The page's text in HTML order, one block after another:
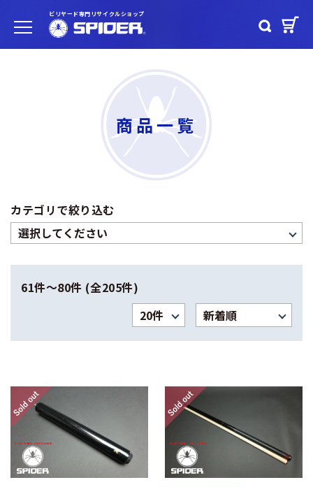
ビリヤード専門リサイクルショップ
商品一覧
カテゴリで絞り込む
61件〜80件 (全205件)